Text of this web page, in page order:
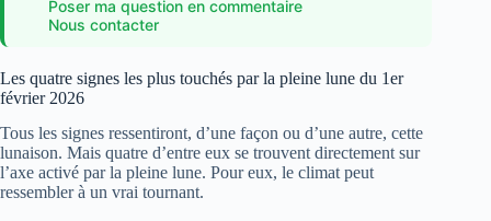
Poser ma question en commentaire
Nous contacter
Les quatre signes les plus touchés par la pleine lune du 1er
février 2026
Tous les signes ressentiront, d’une façon ou d’une autre, cette
lunaison. Mais quatre d’entre eux se trouvent directement sur
l’axe activé par la pleine lune. Pour eux, le climat peut
ressembler à un vrai tournant.